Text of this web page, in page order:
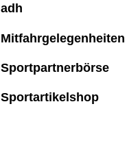
adh
Mitfahrgelegenheiten
Sportpartnerbörse
Sportartikelshop